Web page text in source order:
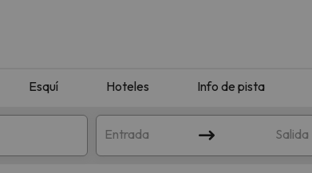
Esquí Hoteles Info de pista
Entrada Salida